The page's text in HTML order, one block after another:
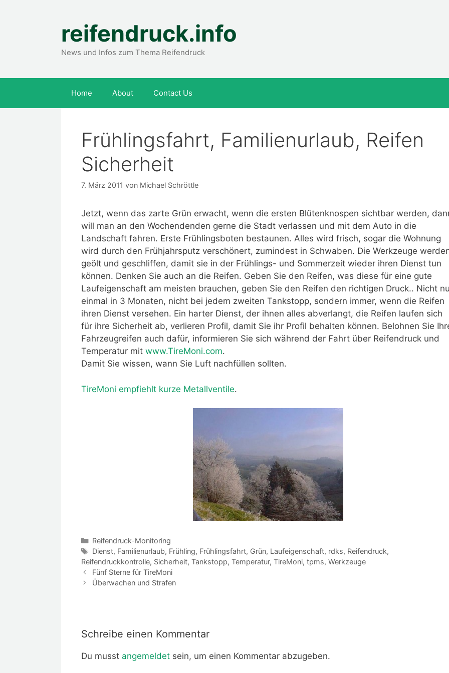
reifendruck.info
News und Infos zum Thema Reifendruck
Home About Contact Us
Frühlingsfahrt, Familienurlaub, Reifen
Sicherheit
7. März 2011 von Michael Schröttle
Jetzt, wenn das zarte Grün erwacht, wenn die ersten Blütenknospen sichtbar werden,
will man an den Wochendenden gerne die Stadt verlassen und mit dem Auto in die
Landschaft fahren. Erste Frühlingsboten bestaunen. Alles wird frisch, sogar die Wohnung
wird durch den Frühjahrsputz verschönert, zumindest in Schwaben. Die Werkzeuge
geölt und geschliffen, damit sie in der Frühlings- und Sommerzeit wieder ihren Dienst tun
können. Denken Sie auch an die Reifen. Geben Sie den Reifen, was diese für eine gute
Laufeigenschaft am meisten brauchen, geben Sie den Reifen den richtigen Druck.. Nicht
einmal in 3 Monaten, nicht bei jedem zweiten Tankstopp, sondern immer, wenn die Reifen
ihren Dienst versehen. Ein harter Dienst, der ihnen alles abverlangt, die Reifen laufen sich
für ihre Sicherheit ab, verlieren Profil, damit Sie ihr Profil behalten können. Belohnen Sie
Fahrzeugreifen auch dafür, informieren Sie sich während der Fahrt über Reifendruck und
Temperatur mit www.TireMoni.com.
Damit Sie wissen, wann Sie Luft nachfüllen sollten.
TireMoni empfiehlt kurze Metallventile.
Kategorien
Reifendruck-Monitoring
Schlagwörter
Dienst, Familienurlaub, Frühling, Frühlingsfahrt, Grün, Laufeigenschaft, rdks, Reifendruck,
Reifendruckkontrolle, Sicherheit, Tankstopp, Temperatur, TireMoni, tpms, Werkzeuge
Fünf Sterne für TireMoni
Überwachen und Strafen
Schreibe einen Kommentar
Du musst angemeldet sein, um einen Kommentar abzugeben.